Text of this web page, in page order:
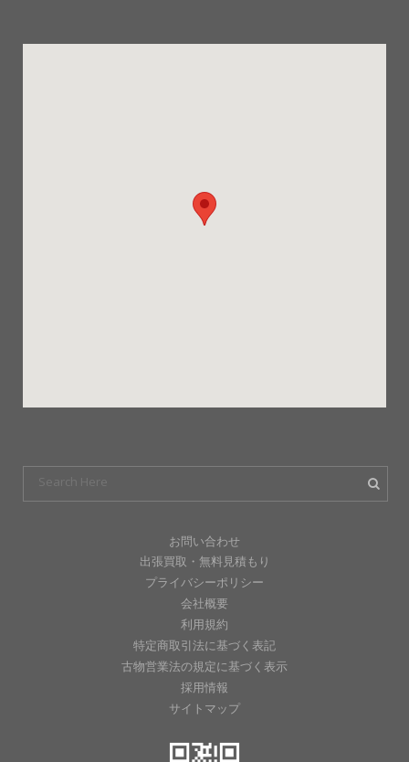
お問い合わせ
出張買取・無料見積もり
プライバシーポリシー
会社概要
利用規約
特定商取引法に基づく表記
古物営業法の規定に基づく表示
採用情報
サイトマップ